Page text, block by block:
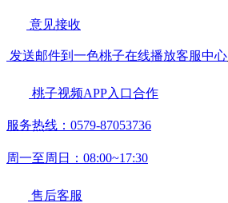
意见接收
发送邮件到一色桃子在线播放客服中心
桃子视频APP入口合作
服务热线：0579-87053736
周一至周日：08:00~17:30
售后客服